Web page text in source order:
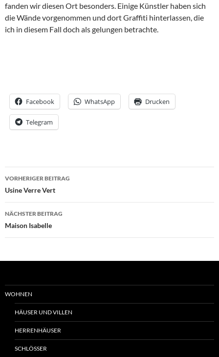
fanden wir diesen Ort besonders. Einige Künstler haben sich
die Wände vorgenommen und dort Graffiti hinterlassen, die
ich in diesem Fall doch als gelungen betrachte.
Facebook WhatsApp Drucken
Telegram
Beitrags-
Navigation
VORHERIGER BEITRAG
Usine Verre Vert
NÄCHSTER BEITRAG
Maison Isabelle
WOHNEN
HÄUSER UND VILLEN
HERRENHÄUSER
SCHLÖSSER